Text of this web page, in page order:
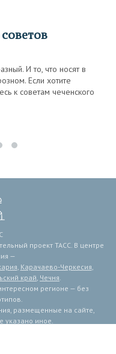
И то, что носят в
Если хотите
к советам чеченского
проект ТАСС. В центре
—
Карачаево-Черкесия
край Чечня
регионе — без
размещенные на сайте,
указано иное.